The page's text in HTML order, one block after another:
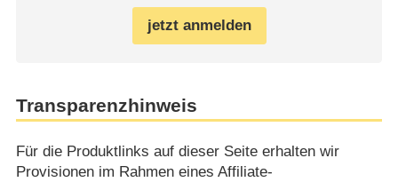
jetzt anmelden
Transparenzhinweis
Für die Produktlinks auf dieser Seite erhalten wir
Provisionen im Rahmen eines Affiliate-